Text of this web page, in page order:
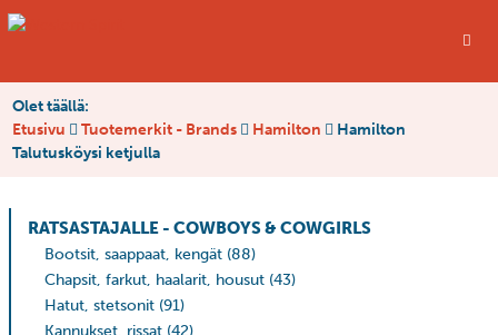
Olet täällä:
Etusivu
Tuotemerkit - Brands Hamilton
Hamilton
Talutusköysi ketjulla
RATSASTAJALLE - COWBOYS & COWGIRLS
Bootsit, saappaat, kengät (88)
Chapsit, farkut, haalarit, housut (43)
Hatut, stetsonit (91)
Kannukset, rissat (42)